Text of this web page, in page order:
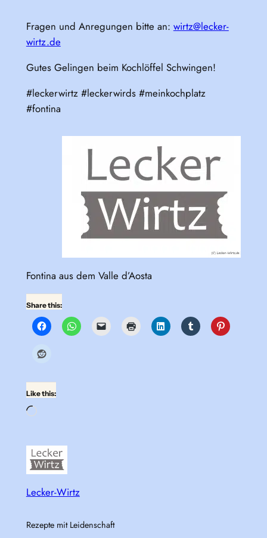
Fragen und Anregungen bitte an: wirtz@lecker-
wirtz.de
Gutes Gelingen beim Kochlöffel Schwingen!
#leckerwirtz #leckerwirds #meinkochplatz
#fontina
Fontina aus dem Valle d’Aosta
Share this:
Like this:
Loading…
Lecker-Wirtz
Rezepte mit Leidenschaft